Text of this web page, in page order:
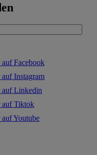
Facebook
Instagram
Linkedin
Tiktok
Youtube